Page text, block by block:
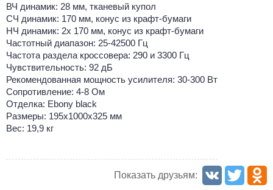
ВЧ динамик: 28 мм, тканевый купол
СЧ динамик: 170 мм, конус из крафт-бумаги
НЧ динамик: 2х 170 мм, конус из крафт-бумаги
Частотный диапазон: 25-42500 Гц
Частота раздела кроссовера: 290 и 3300 Гц
Чувствительность: 92 дБ
Рекомендованная мощность усилителя: 30-300 Вт
Сопротивление: 4-8 Ом
Отделка: Ebony black
Размеры: 195х1000х325 мм
Вес: 19,9 кг
Показать друзьям: